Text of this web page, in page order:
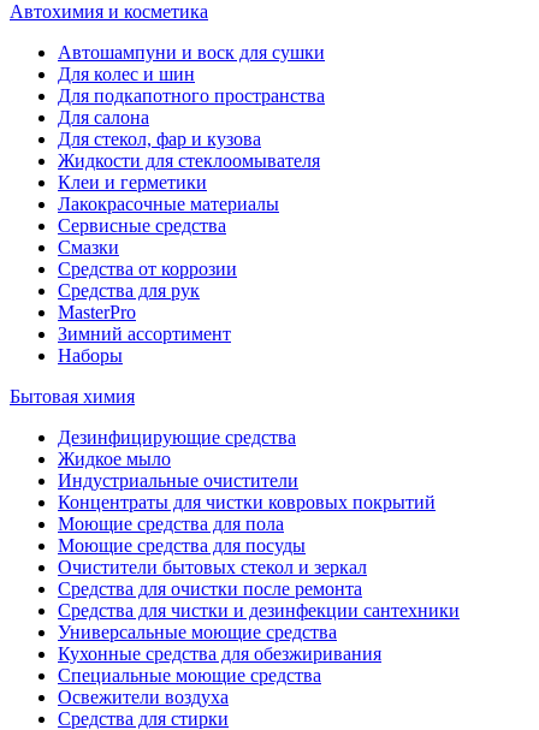
Автохимия и косметика
Автошампуни и воск для сушки
Для колес и шин
Для подкапотного пространства
Для салона
Для стекол, фар и кузова
Жидкости для стеклоомывателя
Клеи и герметики
Лакокрасочные материалы
Сервисные средства
Смазки
Средства от коррозии
Средства для рук
MasterPro
Зимний ассортимент
Наборы
Бытовая химия
Дезинфицирующие средства
Жидкое мыло
Индустриальные очистители
Концентраты для чистки ковровых покрытий
Моющие средства для пола
Моющие средства для посуды
Очистители бытовых стекол и зеркал
Средства для очистки после ремонта
Средства для чистки и дезинфекции сантехники
Универсальные моющие средства
Кухонные средства для обезжиривания
Специальные моющие средства
Освежители воздуха
Средства для стирки